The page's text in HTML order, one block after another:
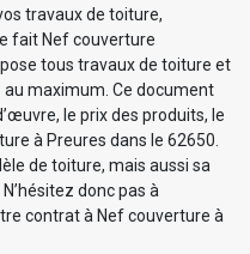
travaux de toiture,
fait Nef couverture
tous travaux de toiture et
maximum. Ce document
le prix des produits, le
à Preures dans le 62650.
de toiture, mais aussi sa
donc pas à
contrat à Nef couverture à